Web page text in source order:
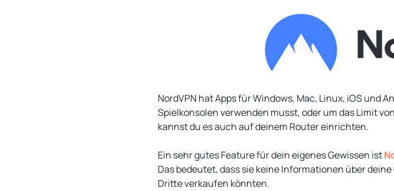
NordVPN hat Apps für Windows, Mac, Linux, iOS und
Spielkonsolen verwenden musst, oder um das Limit
kannst du es auch auf deinem Router einrichten.
Ein sehr gutes Feature für dein eigenes Gewissen ist
Das bedeutet, dass sie keine Informationen über
Dritte verkaufen könnten.